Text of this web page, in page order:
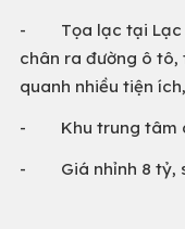
- Tọa lạc tại Lạc
chân ra đường ô tô,
quanh nhiều tiện
- Khu trung tâm
- Giá nhỉnh 8 tỷ,